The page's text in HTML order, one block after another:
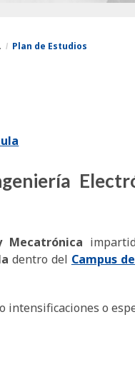
Plan de Estudios
Mecatrónica
dentro del Campus de
intensificaciones o